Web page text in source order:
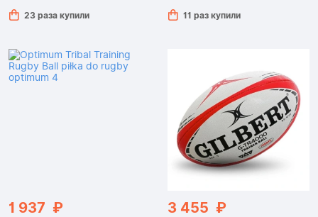
23 раза купили 11 раз купили
1 937 ₽ 3 455 ₽